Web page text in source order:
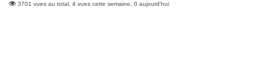
3701 vues au total, 4 vues cette semaine, 0 aujourd'hui